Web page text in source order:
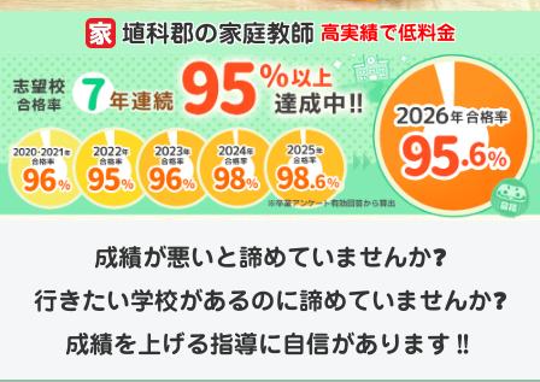
埴科郡の家庭教師 高実績で低料金
成績が悪いと諦めていませんか❓
行きたい学校があるのに諦めていませんか❓
成績を上げる指導に自信があります‼️